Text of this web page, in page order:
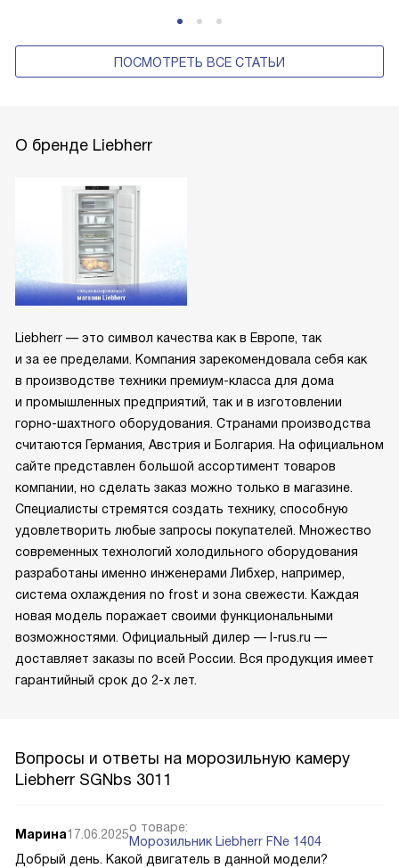
ПОСМОТРЕТЬ ВСЕ СТАТЬИ
О бренде Liebherr
Liebherr — это символ качества как в Европе, так
и за ее пределами. Компания зарекомендовала себя как
в производстве техники премиум-класса для дома
и промышленных предприятий, так и в изготовлении
горно-шахтного оборудования. Странами производства
считаются Германия, Австрия и Болгария. На официальном
сайте представлен большой ассортимент товаров
компании, но сделать заказ можно только в магазине.
Специалисты стремятся создать технику, способную
удовлетворить любые запросы покупателей. Множество
современных технологий холодильного оборудования
разработаны именно инженерами Либхер, например,
система охлаждения no frost и зона свежести. Каждая
новая модель поражает своими функциональными
возможностями. Официальный дилер — l-rus.ru —
доставляет заказы по всей России. Вся продукция имеет
гарантийный срок до 2-х лет.
Вопросы и ответы на морозильную камеру
Liebherr SGNbs 3011
Марина17.06.2025о товаре:
Морозильник Liebherr FNe 1404
Добрый день. Какой двигатель в данной модели?